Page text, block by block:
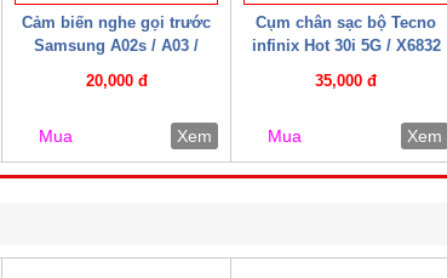
Cảm biến nghe gọi trước
Samsung A02s / A03 /
20,000 đ
Mua Xem
Cụm chân sạc bộ Tecno
infinix Hot 30i 5G / X6832
35,000 đ
Mua Xem